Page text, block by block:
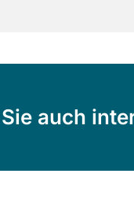
auch